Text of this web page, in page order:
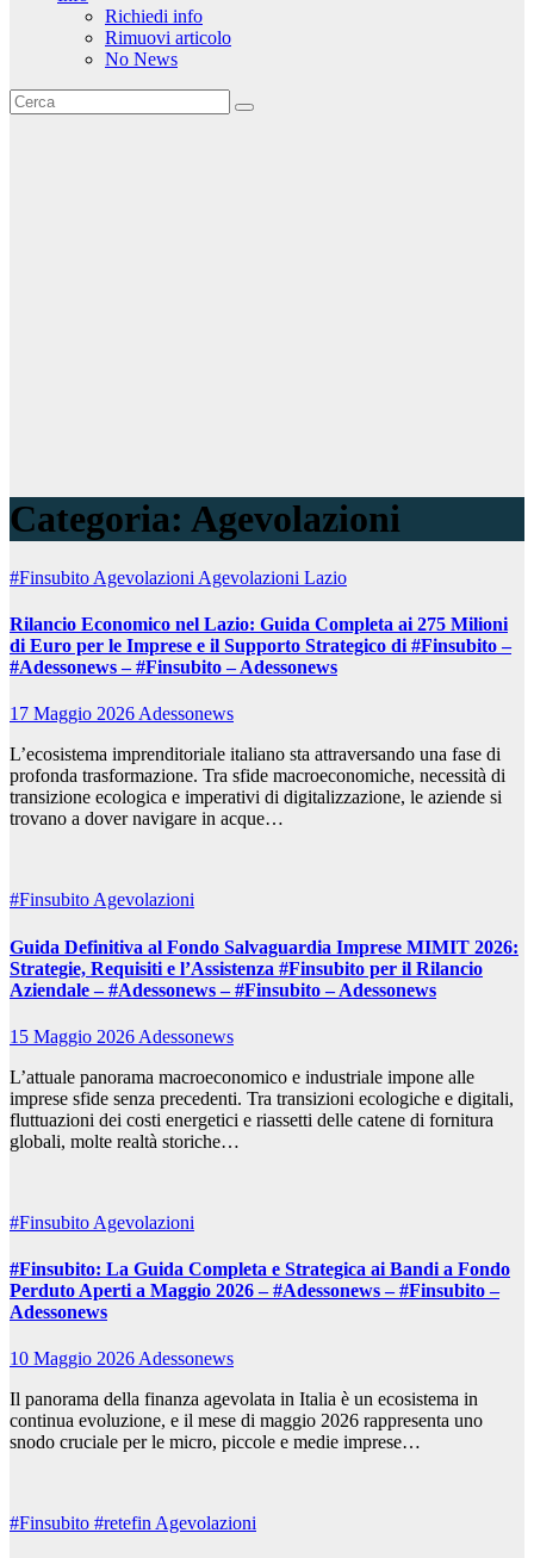
Richiedi info
Rimuovi articolo
No News
Categoria: Agevolazioni
#Finsubito Agevolazioni Agevolazioni Lazio
Rilancio Economico nel Lazio: Guida Completa ai 275 Milioni
di Euro per le Imprese e il Supporto Strategico di #Finsubito –
#Adessonews – #Finsubito – Adessonews
17 Maggio 2026Adessonews
L’ecosistema imprenditoriale italiano sta attraversando una fase di
profonda trasformazione. Tra sfide macroeconomiche, necessità di
transizione ecologica e imperativi di digitalizzazione, le aziende si
trovano a dover navigare in acque…
#FinsubitoAgevolazioni
Guida Definitiva al Fondo Salvaguardia Imprese MIMIT 2026:
Strategie, Requisiti e l’Assistenza #Finsubito per il Rilancio
Aziendale – #Adessonews – #Finsubito – Adessonews
15 Maggio 2026 Adessonews
L’attuale panorama macroeconomico e industriale impone alle
imprese sfide senza precedenti. Tra transizioni ecologiche e digitali,
fluttuazioni dei costi energetici e riassetti delle catene di fornitura
globali, molte realtà storiche…
#Finsubito Agevolazioni
#Finsubito: La Guida Completa e Strategica ai Bandi a Fondo
Perduto Aperti a Maggio 2026 – #Adessonews – #Finsubito –
Adessonews
10 Maggio 2026Adessonews
Il panorama della finanza agevolata in Italia è un ecosistema in
continua evoluzione, e il mese di maggio 2026 rappresenta uno
snodo cruciale per le micro, piccole e medie imprese…
#Finsubito #retefinAgevolazioni